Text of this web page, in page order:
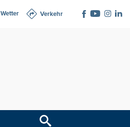
Wetter Verkehr